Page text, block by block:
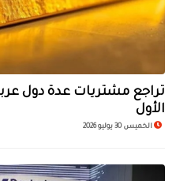
تراجع مشتريات عدة دول
الأول
الخميس 30 يوليو 2026